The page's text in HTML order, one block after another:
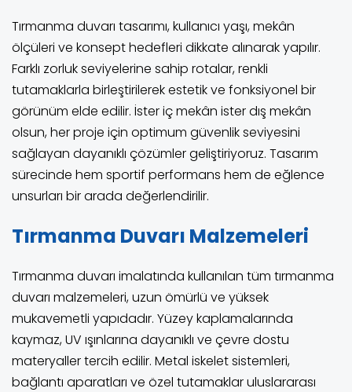
Tırmanma duvarı tasarımı, kullanıcı yaşı, mekân
ölçüleri ve konsept hedefleri dikkate alınarak yapılır.
Farklı zorluk seviyelerine sahip rotalar, renkli
tutamaklarla birleştirilerek estetik ve fonksiyonel bir
görünüm elde edilir. İster iç mekân ister dış mekân
olsun, her proje için optimum güvenlik seviyesini
sağlayan dayanıklı çözümler geliştiriyoruz. Tasarım
sürecinde hem sportif performans hem de eğlence
unsurları bir arada değerlendirilir.
Tırmanma Duvarı Malzemeleri
Tırmanma duvarı imalatında kullanılan tüm tırmanma
duvarı malzemeleri, uzun ömürlü ve yüksek
mukavemetli yapıdadır. Yüzey kaplamalarında
kaymaz, UV ışınlarına dayanıklı ve çevre dostu
materyaller tercih edilir. Metal iskelet sistemleri,
bağlantı aparatları ve özel tutamaklar uluslararası